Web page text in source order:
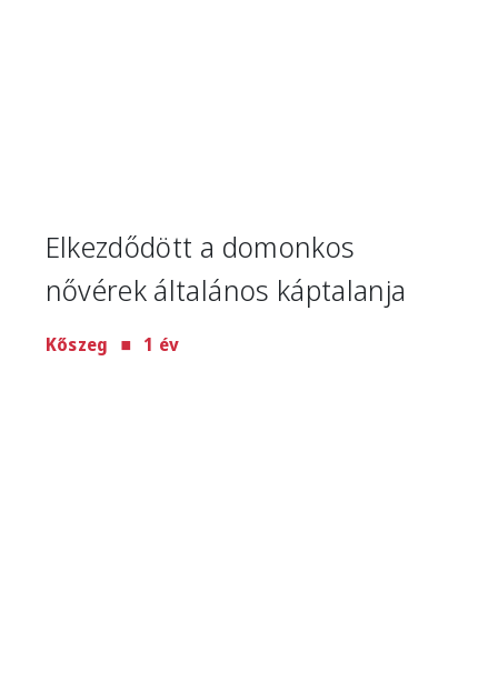
Elkezdődött a domonkos
nővérek általános káptalanja
Kőszeg 1 év